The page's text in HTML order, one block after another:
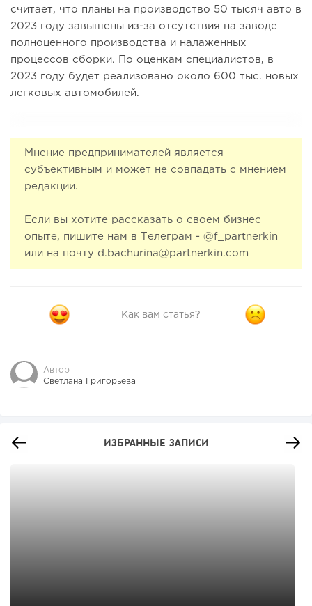
считает, что планы на производство 50 тысяч авто в
2023 году завышены из-за отсутствия на заводе
полноценного производства и налаженных
процессов сборки. По оценкам специалистов, в
2023 году будет реализовано около 600 тыс. новых
легковых автомобилей.
Мнение предпринимателей является
субъективным и может не совпадать с мнением
редакции.
Если вы хотите рассказать о своем бизнес
опыте, пишите нам в Телеграм - @f_partnerkin
или на почту d.bachurina@partnerkin.com
Как вам статья?
Автор
Светлана Григорьева
ИЗБРАННЫЕ ЗАПИСИ